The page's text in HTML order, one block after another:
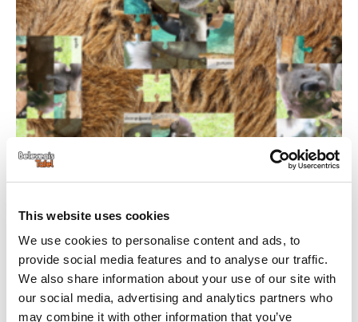
This website uses cookies
We use cookies to personalise content and ads, to
provide social media features and to analyse our traffic.
We also share information about your use of our site with
our social media, advertising and analytics partners who
may combine it with other information that you’ve